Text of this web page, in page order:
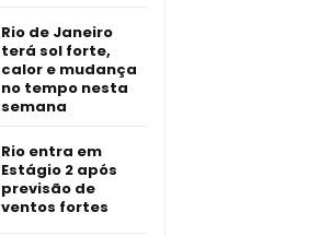
Rio de Janeiro
terá sol forte,
calor e mudança
no tempo nesta
semana
Rio entra em
Estágio 2 após
previsão de
ventos fortes